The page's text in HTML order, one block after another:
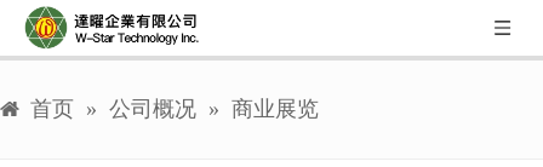
首页 » 公司概况 » 商业展览